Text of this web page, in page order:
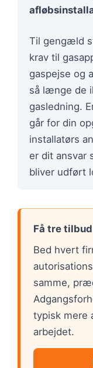
Til gengæld
krav til
gaspejse og
så længe de
gasledning.
går for din
installatørs
er dit ansvar
bliver udført
Få tre
Bed hvert
samme,
typisk mere
arbejdet.